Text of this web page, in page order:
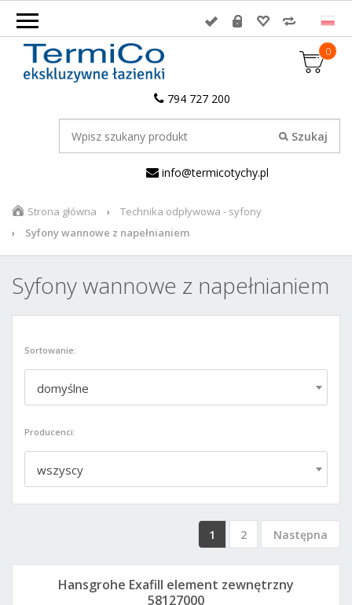
0
794 727 200
info@termicotychy.pl
Strona główna
Technika odpływowa - syfony
Syfony wannowe z napełnianiem
Syfony wannowe z napełnianiem
Sortowanie:
domyślne
Producenci:
wszyscy
1 2 Następna
Hansgrohe Exafill element zewnętrzny
58127000